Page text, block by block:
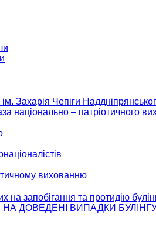
Захарія Чепіги
національно – патріотичного
вихованню
на запобігання та протидію
ДОВЕДЕНІ ВИПАДКИ